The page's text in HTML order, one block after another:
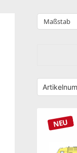
Maßstab
NEU